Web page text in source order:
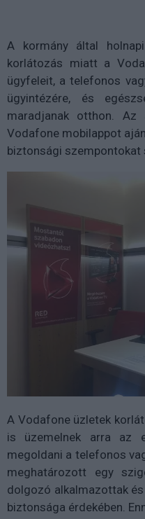
A kormány által
korlátozás miatt a
ügyfeleit, a telefonos
ügyintézére, és
maradjanak otthon. Az
Vodafone mobilappot
biztonsági szempontokat
A Vodafone üzletek
is üzemelnek arra az
megoldani a telefonos
meghatározott egy
dolgozó alkalmazottak
biztonsága érdekében.